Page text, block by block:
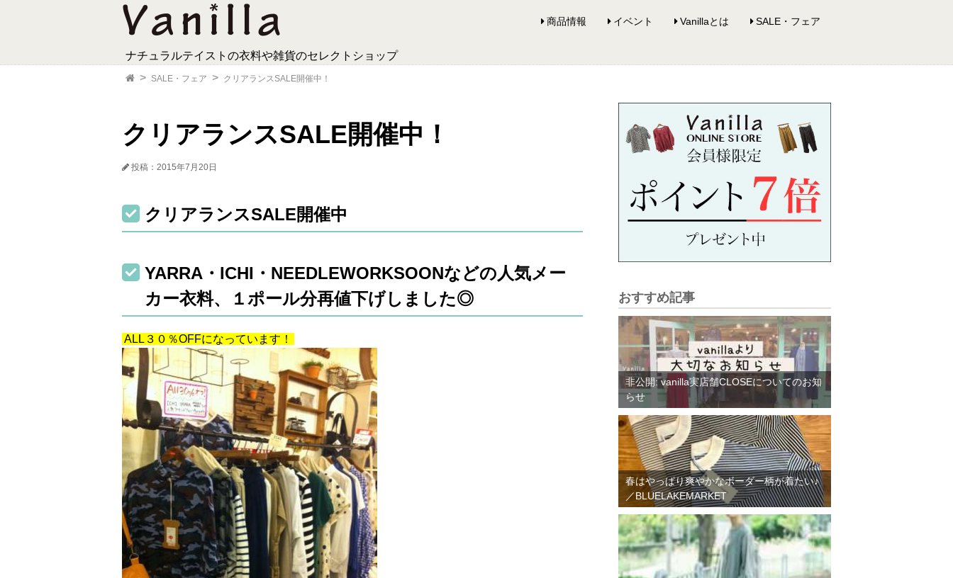
ナチュラルテイストの衣料や雑貨のセレクトショップ
商品情報 イベント Vanillaとは SALE・フェア
SALE・フェア クリアランスSALE開催中！
クリアランスSALE開催中！
投稿：2015年7月20日
クリアランスSALE開催中
YARRA・ICHI・NEEDLEWORKSOONなどの人気メー
カー衣料、１ポール分再値下げしました◎
ALL３０％OFFになっています！
おすすめ記事
非公開: vanilla実店舗CLOSEについてのお知
らせ
春はやっぱり爽やかなボーダー柄が着たい♪
／BLUELAKEMARKET